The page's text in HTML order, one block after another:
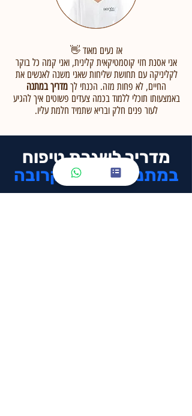
אז נעים מאוד 👋
אני אסנת חזי קוסמטיקאית קלינית, ואני קמה כל בוקר
לקליניקה עם תחושת שליחות שאני משנה לאנשים את
החיים, לא פחות מזה. הכנתי לך מדריך במתנה
באמצעותו תוכלי ללמוד בכמה צעדים פשוטים איך להגיע
לעור פנים חלק ובריא שתמיד חלמת עליו.
מדריך לשגרת טיפוח
במתנה
לשעה הקרובה